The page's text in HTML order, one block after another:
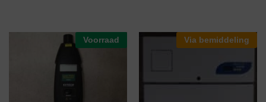
Voorraad Via bemiddeling